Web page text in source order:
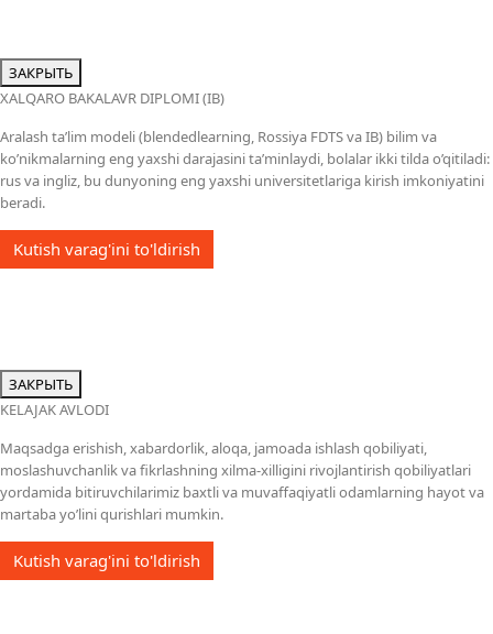
ЗАКРЫТЬ
XALQARO BAKALAVR DIPLOMI (IB)
Aralash ta’lim modeli (blendedlearning, Rossiya FDTS va IB) bilim va
ko’nikmalarning eng yaxshi darajasini ta’minlaydi, bolalar ikki tilda o’qitiladi:
rus va ingliz, bu dunyoning eng yaxshi universitetlariga kirish imkoniyatini
beradi.
Kutish varag'ini to'ldirish
ЗАКРЫТЬ
KELAJAK AVLODI
Maqsadga erishish, xabardorlik, aloqa, jamoada ishlash qobiliyati,
moslashuvchanlik va fikrlashning xilma-xilligini rivojlantirish qobiliyatlari
yordamida bitiruvchilarimiz baxtli va muvaffaqiyatli odamlarning hayot va
martaba yo’lini qurishlari mumkin.
Kutish varag'ini to'ldirish